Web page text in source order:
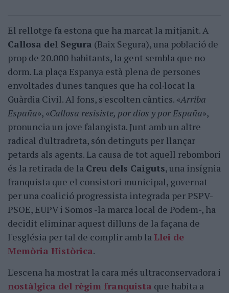
El rellotge fa estona que ha marcat la mitjanit. A
Callosa del Segura (Baix Segura), una població de
prop de 20.000 habitants, la gent sembla que no
dorm. La plaça Espanya està plena de persones
envoltades d'unes tanques que ha col·locat la
Guàrdia Civil. Al fons, s'escolten càntics. «Arriba
España», «Callosa resisiste, por dios y por España»,
pronuncia un jove falangista. Junt amb un altre
radical d'ultradreta, són detinguts per llançar
petards als agents. La causa de tot aquell rebombori
és la retirada de la Creu dels Caiguts, una insígnia
franquista que el consistori municipal, governat
per una coalició progressista integrada per PSPV-
PSOE, EUPV i Somos -la marca local de Podem-, ha
decidit eliminar aquest dilluns de la façana de
l'església per tal de complir amb laLlei de
Memòria Històrica.
L'escena ha mostrat la cara més ultraconservadora i
nostàlgica del règim franquista que habita a